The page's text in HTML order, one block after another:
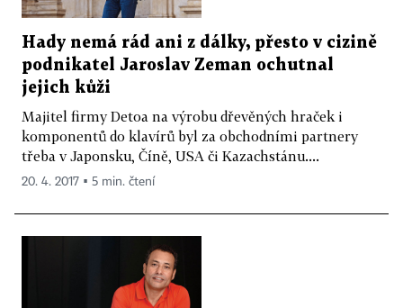
Hady nemá rád ani z dálky, přesto v cizině
podnikatel Jaroslav Zeman ochutnal
jejich kůži
Majitel firmy Detoa na výrobu dřevěných hraček i
komponentů do klavírů byl za obchodními partnery
třeba v Japonsku, Číně, USA či Kazachstánu....
20. 4. 2017 ▪ 5 min. čtení